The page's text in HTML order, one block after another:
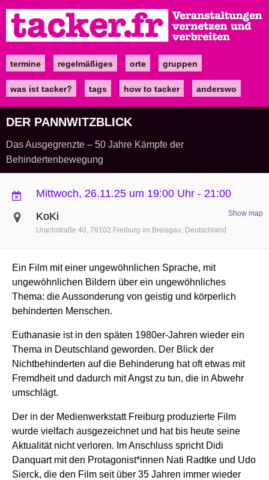
zum
Inhalt
Maintermine regelmäßiges orte gruppen
was ist tacker? tags how to tacker anderswo
DER PANNWITZBLICK
Das Ausgegrenzte – 50 Jahre Kämpfe der
Behindertenbewegung
Mittwoch, 26.11.25 um 19:00 Uhr - 21:00
KoKi
Urachstraße 40 79102 Freiburg im Breisgau Deutschland
Show map
Ein Film mit einer ungewöhnlichen Sprache, mit
ungewöhnlichen Bildern über ein ungewöhnliches
Thema: die Aussonderung von geistig und körperlich
behinderten Menschen.
Euthanasie ist in den späten 1980er-Jahren wieder ein
Thema in Deutschland geworden. Der Blick der
Nichtbehinderten auf die Behinderung hat oft etwas mit
Fremdheit und dadurch mit Angst zu tun, die in Abwehr
umschlägt.
Der in der Medienwerkstatt Freiburg produzierte Film
wurde vielfach ausgezeichnet und hat bis heute seine
Aktualität nicht verloren. Im Anschluss spricht Didi
Danquart mit den Protagonist*innen Nati Radtke und Udo
Sierck, die den Film seit über 35 Jahren immer wieder